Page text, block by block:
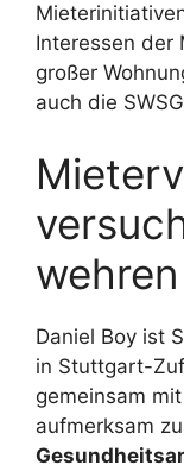
Interessen der
großer
auch die
wehren
Daniel Boy ist
in Stuttgart-
gemeinsam
aufmerksam